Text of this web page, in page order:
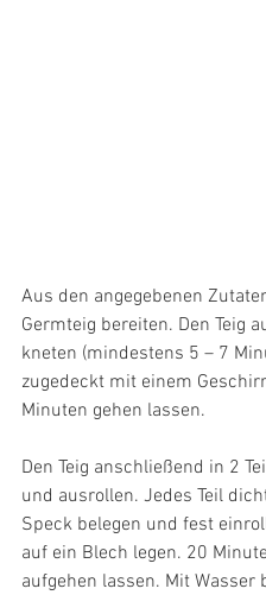
Aus den angegebenen
Germteig bereiten. Den Teig
kneten (mindestens 5 – 7
zugedeckt mit einem
Minuten gehen lassen.
Den Teig anschließend in 2
und ausrollen. Jedes Teil
Speck belegen und fest
auf ein Blech legen. 20
aufgehen lassen. Mit Wasser